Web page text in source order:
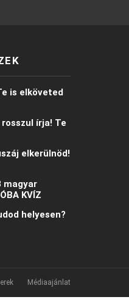
is elköveted
írja! Te
elkerülnöd!
magyar
KVÍZ
helyesen?
Médiaajánlat